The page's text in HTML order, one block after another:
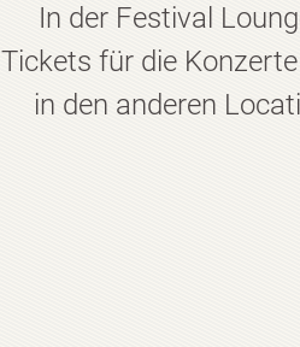
In der Festival
Tickets für die
in den anderen